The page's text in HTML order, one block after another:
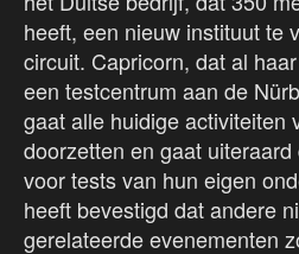
heeft, een nieuw instituut te
circuit. Capricorn, dat al
een testcentrum aan de
gaat alle huidige activiteiten
doorzetten en gaat
voor tests van hun eigen
heeft bevestigd dat andere
gerelateerde evenementen